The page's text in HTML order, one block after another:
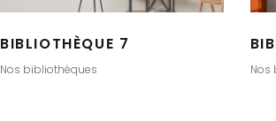
BIBLIOTHÈQUE 7
Nos bibliothèques Nos